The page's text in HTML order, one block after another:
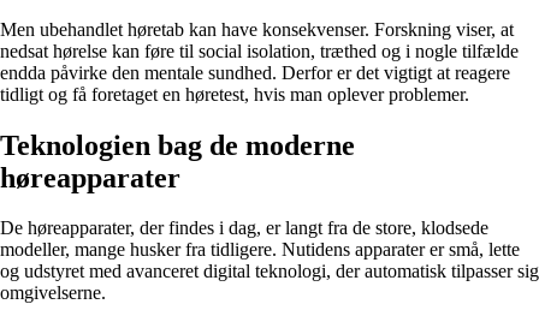
Men ubehandlet høretab kan have konsekvenser. Forskning viser, at
nedsat hørelse kan føre til social isolation, træthed og i nogle tilfælde
endda påvirke den mentale sundhed. Derfor er det vigtigt at reagere
tidligt og få foretaget en høretest, hvis man oplever problemer.
Teknologien bag de moderne
høreapparater
De høreapparater, der findes i dag, er langt fra de store, klodsede
modeller, mange husker fra tidligere. Nutidens apparater er små, lette
og udstyret med avanceret digital teknologi, der automatisk tilpasser sig
omgivelserne.